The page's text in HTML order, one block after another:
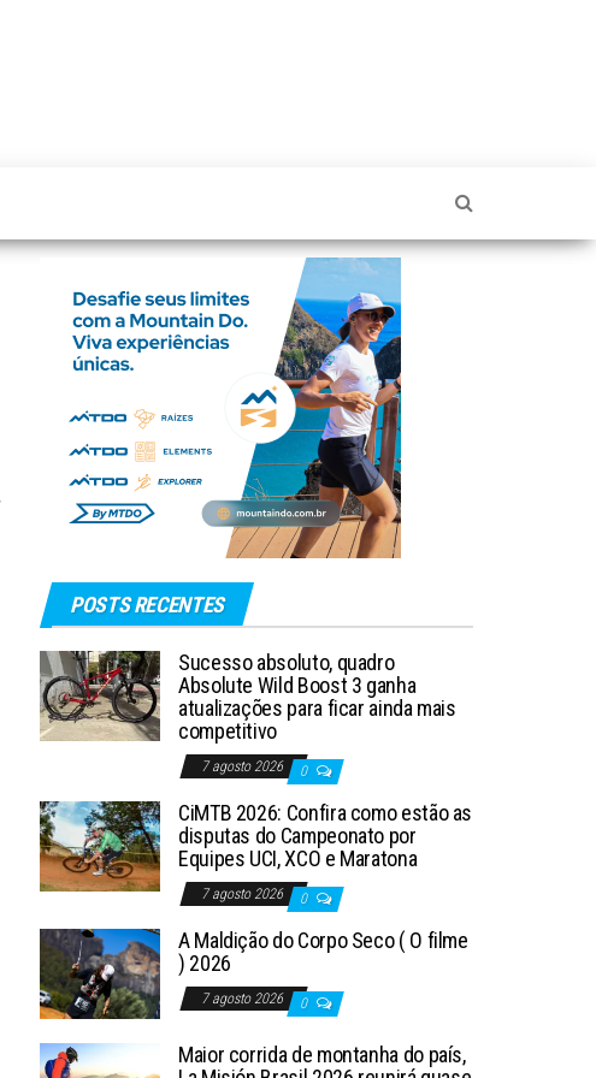
POSTS RECENTES
Sucesso absoluto, quadro
Absolute Wild Boost 3 ganha
atualizações para ficar ainda mais
competitivo
7 agosto 2026 0
CiMTB 2026: Confira como estão as
disputas do Campeonato por
Equipes UCI, XCO e Maratona
7 agosto 2026 0
A Maldição do Corpo Seco ( O filme
) 2026
7 agosto 2026 0
Maior corrida de montanha do país,